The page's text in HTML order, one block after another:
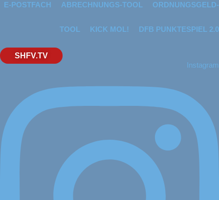
E-POSTFACH ABRECHNUNGS-TOOL ORDNUNGSGELD-
TOOL KICK MOL! DFB PUNKTESPIEL 2.0
SHFV.TV
Instagram